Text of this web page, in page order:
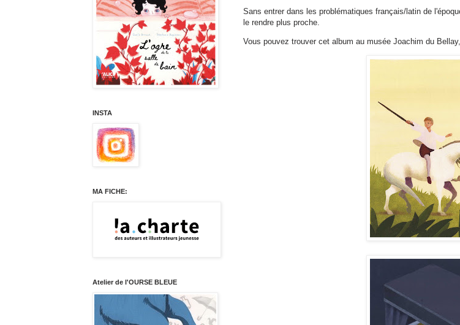
Sans entrer dans les problématiques français/latin de
le rendre plus proche.
Vous pouvez trouver cet album au musée Joachim du
INSTA
MA FICHE:
Atelier de l'OURSE BLEUE